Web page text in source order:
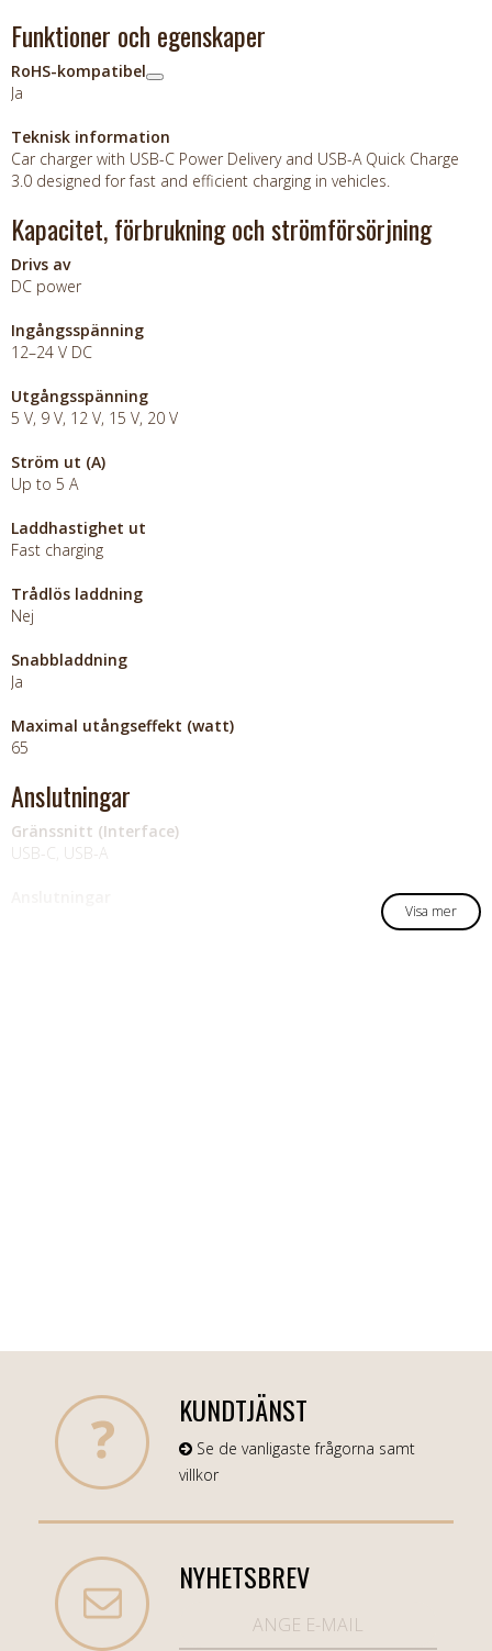
Funktioner och egenskaper
RoHS-kompatibel
Ja
Teknisk information
Car charger with USB-C Power Delivery and USB-A Quick Charge
3.0 designed for fast and efficient charging in vehicles.
Kapacitet, förbrukning och strömförsörjning
Drivs av
DC power
Ingångsspänning
12–24 V DC
Utgångsspänning
5 V, 9 V, 12 V, 15 V, 20 V
Ström ut (A)
Up to 5 A
Laddhastighet ut
Fast charging
Trådlös laddning
Nej
Snabbladdning
Ja
Maximal utångseffekt (watt)
65
Anslutningar
Gränssnitt (Interface)
USB-C, USB-A
Visa mer
KUNDTJÄNST
Se de vanligaste frågorna samt
villkor
NYHETSBREV